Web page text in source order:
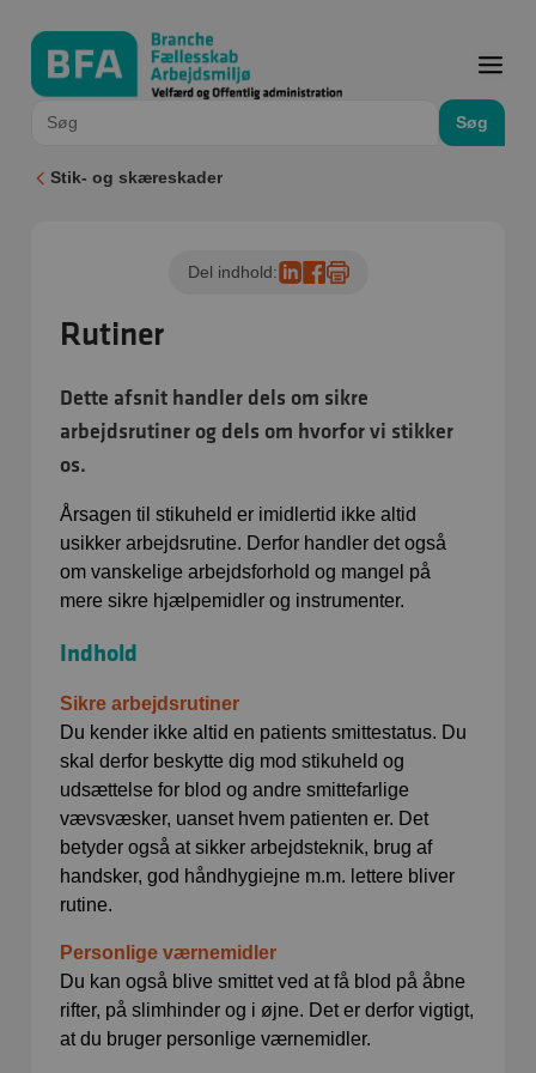
Søg
Stik- og skæreskader
Rutiner
Del indhold:
Dette afsnit handler dels om sikre
arbejdsrutiner og dels om hvorfor vi stikker
os.
Årsagen til stikuheld er imidlertid ikke altid
usikker arbejdsrutine. Derfor handler det også
om vanskelige arbejdsforhold og mangel på
mere sikre hjælpemidler og instrumenter.
Indhold
Sikre arbejdsrutiner
Du kender ikke altid en patients smittestatus. Du
skal derfor beskytte dig mod stikuheld og
udsættelse for blod og andre smittefarlige
vævsvæsker, uanset hvem patienten er. Det
betyder også at sikker arbejdsteknik, brug af
handsker, god håndhygiejne m.m. lettere bliver
rutine.
Personlige værnemidler
Du kan også blive smittet ved at få blod på åbne
rifter, på slimhinder og i øjne. Det er derfor vigtigt,
at du bruger personlige værnemidler.